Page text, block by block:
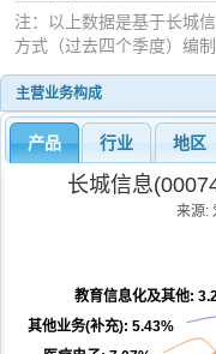
注：以上数据是基于长城
方式（过去四个季度）编制
主营业务构成
产品 行业 地区
长城信息
来源:
其他业务(补充): 5.43%
教育信息化及其他: